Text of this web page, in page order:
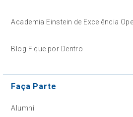
Academia Einstein de Excelência
Blog Fique por Dentro
Faça Parte
Alumni